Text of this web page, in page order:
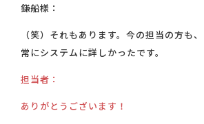
鎌船様：
（笑）それもあります。今の担当の方も
常にシステムに詳しかったです。
担当者：
ありがとうございます！